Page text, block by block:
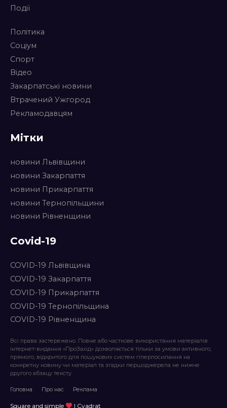
Події
Політика
Соціум
Спорт
Відео
Закарпатські новини
Втрачений Ужгород
Рекламодавцям
Мітки
новини Львівщини
новини Закарпаття
новини Прикарпаття
новини Тернопільщини
новини Рівненщини
Covid-19
COVID-19 Львівщина
COVID-19 Закарпаття
COVID-19 Прикарпаття
COVID-19 Тернопільщина
COVID-19 Рівненщина
Всі права застережено. Повне або часткове використання матеріалів
інтернет-видання «ПроЗахід» дозволяється тільки за умови активного,
прямого, відкритого для пошукових систем гіперпосилання на
конкретну новину чи матеріал та згадки першоджерела не нижче
другого абзацу тексту.
Головна Про нас Реклама
Square and simple | Cvadrat